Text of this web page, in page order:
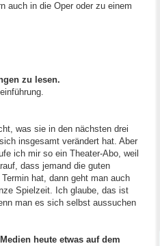
auch in die Oper oder zu einem
zu lesen.
was sie in den nächsten drei
insgesamt verändert hat. Aber
ich mir so ein Theater-Abo, weil
dass jemand die guten
hat, dann geht man auch
Spielzeit. Ich glaube, das ist
man es sich selbst aussuchen
heute etwas auf dem